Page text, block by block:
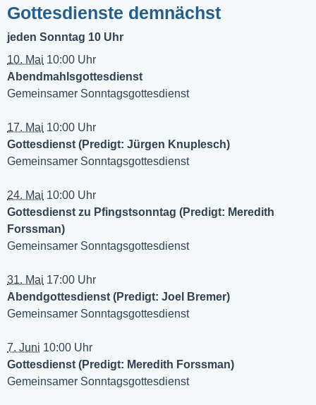
Gottesdienste demnächst
jeden Sonntag 10 Uhr
10. Mai 10:00 Uhr
Abendmahlsgottesdienst
Gemeinsamer Sonntagsgottesdienst
17. Mai 10:00 Uhr
Gottesdienst (Predigt: Jürgen Knuplesch)
Gemeinsamer Sonntagsgottesdienst
24. Mai 10:00 Uhr
Gottesdienst zu Pfingstsonntag (Predigt: Meredith
Forssman)
Gemeinsamer Sonntagsgottesdienst
31. Mai 17:00 Uhr
Abendgottesdienst (Predigt: Joel Bremer)
Gemeinsamer Sonntagsgottesdienst
7. Juni 10:00 Uhr
Gottesdienst (Predigt: Meredith Forssman)
Gemeinsamer Sonntagsgottesdienst